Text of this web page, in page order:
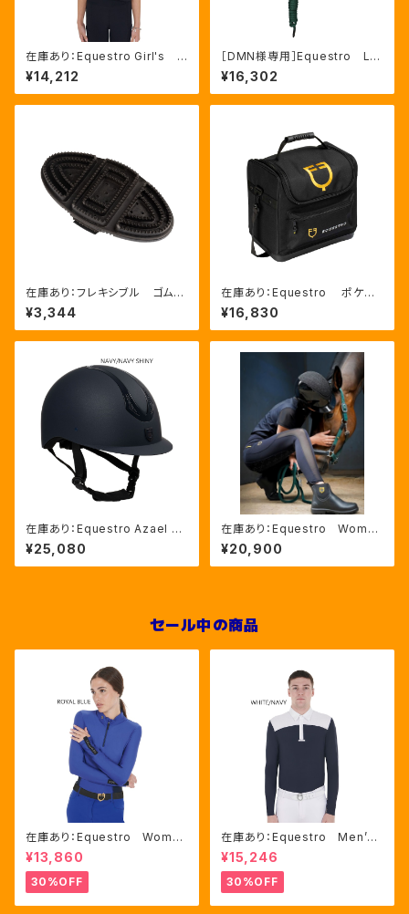
在庫あり：Equestro Girl's R
eady To The Party Ｔシャ
ツ ラインストーンTシャツ（ETK
A00249）
¥14,212
［DMN様専用］Equestro La
ni 無口＆引手セット グリー
ン FULLサイズ（ETH03002
N）
¥16,302
在庫あり：フレキシブル ゴムブ
ラシ（ETS00006）
¥3,344
在庫あり：Equestro ポケット
いっぱいグルーミングバッグ（ET
S02013）
¥16,830
在庫あり：Equestro Azael ユ
ニセックスヘルメットNAVY/NA
VYSHINY XLサイズ（ETU02
011）
¥25,080
在庫あり：Equestro Wome
n’ｓ メッシュインサート フル
グリップレギンス（ETW00170）
¥20,900
セール中の商品
在庫あり：Equestro Wome
n's テクニカル トレーニング
ポロシャツ Royal Blue、M
サイズ（ETW00064）
¥13,860
30%OFF
在庫あり：Equestro Men’ｓ
メッシュコンビ 長袖 競技用
シャツ 2色Mサイズ（ETM000
60）
¥15,246
30%OFF